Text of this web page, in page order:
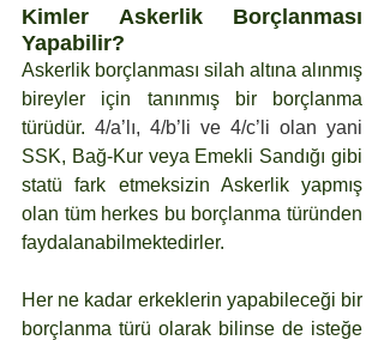
Kimler Askerlik Borçlanması
Yapabilir?
Askerlik borçlanması silah altına alınmış
bireyler için tanınmış bir borçlanma
türüdür.
SSK, Bağ-Kur veya Emekli Sandığı gibi
statü fark etmeksizin Askerlik yapmış
olan tüm herkes bu borçlanma türünden
faydalanabilmektedirler.
Her ne kadar erkeklerin yapabileceği bir
borçlanma türü olarak bilinse de isteğe